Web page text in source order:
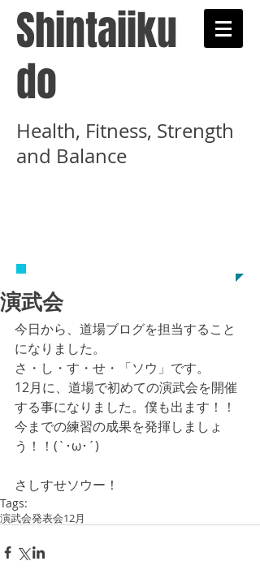
Shintaiiku
do
Health, Fitness, Strength
and Balance
演武会
今日から、道場ブログを担当すること
になりました。
さ・し・す・せ・「ソウ」です。
12月に、道場で初めての演武会を開催
する事になりました。僕も出ます！！
今までの練習の成果を発揮しましょ
う！！(`･ω･´)
さしすせソウー！
Tags:
演武会発表会12月